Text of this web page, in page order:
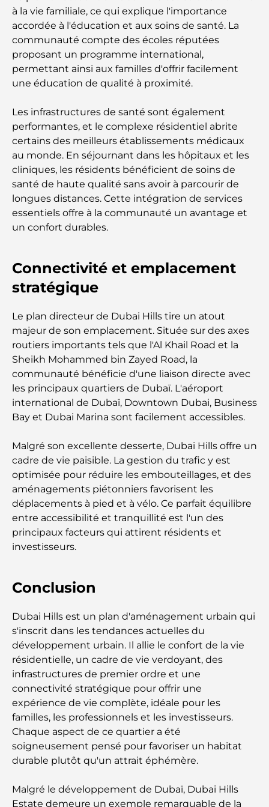
guide complet pour les familles
Les meilleurs complexes hôteliers balnéaires de
Dubaï pour une escapade de luxe
Lieux romantiques à Dubaï pour des moments
Les meilleures options de séjour à Dubaï : Hôtels
et complexes hôteliers de premier plan
Meilleurs restaurants pour un déjeuner d'affaires
au DIFC
Les marques de vêtements les plus chères au
monde
de culture et d'empire
Les jets privés les plus chers : immersion dans
l'univers du luxe aéronautique des milliardaires
Les bagues de fiançailles les plus chères du
monde
les parents
Découverte des sites emblématiques d'Abu Dhabi
Écoles à Abou Dhabi : Le guide ultime des
meilleures écoles de la capitale
Fitness Spots in the City
Centres commerciaux à Abou Dhabi : votre guide
des meilleurs endroits pour faire du shopping en
ville
Les plus belles plages d'Abu Dhabi pour une
journée parfaite
Les îles incontournables d'Abu Dhabi à découvrir
Les meilleurs endroits à visiter gratuitement à
Abou Dhabi
à la vie familiale, ce qui explique l'importance
accordée à l'éducation et aux soins de santé. La
communauté compte des écoles réputées
proposant un programme international,
permettant ainsi aux familles d'offrir facilement
une éducation de qualité à proximité.
Les infrastructures de santé sont également
performantes, et le complexe résidentiel abrite
certains des meilleurs établissements médicaux
au monde. En séjournant dans les hôpitaux et les
cliniques, les résidents bénéficient de soins de
santé de haute qualité sans avoir à parcourir de
longues distances. Cette intégration de services
essentiels offre à la communauté un avantage et
un confort durables.
Connectivité et emplacement
stratégique
Le plan directeur de Dubai Hills tire un atout
majeur de son emplacement. Située sur des axes
routiers importants tels que l'Al Khail Road et la
Sheikh Mohammed bin Zayed Road, la
communauté bénéficie d'une liaison directe avec
les principaux quartiers de Dubaï. L'aéroport
international de Dubaï, Downtown Dubai, Business
Bay et Dubai Marina sont facilement accessibles.
Malgré son excellente desserte, Dubai Hills offre un
cadre de vie paisible. La gestion du trafic y est
optimisée pour réduire les embouteillages, et des
aménagements piétonniers favorisent les
déplacements à pied et à vélo. Ce parfait équilibre
entre accessibilité et tranquillité est l'un des
principaux facteurs qui attirent résidents et
investisseurs.
Conclusion
Dubai Hills est un plan d'aménagement urbain qui
s'inscrit dans les tendances actuelles du
développement urbain. Il allie le confort de la vie
résidentielle, un cadre de vie verdoyant, des
infrastructures de premier ordre et une
connectivité stratégique pour offrir une
expérience de vie complète, idéale pour les
familles, les professionnels et les investisseurs.
Chaque aspect de ce quartier a été
soigneusement pensé pour favoriser un habitat
durable plutôt qu'un attrait éphémère.
Malgré le développement de Dubaï, Dubai Hills
Estate demeure un exemple remarquable de la